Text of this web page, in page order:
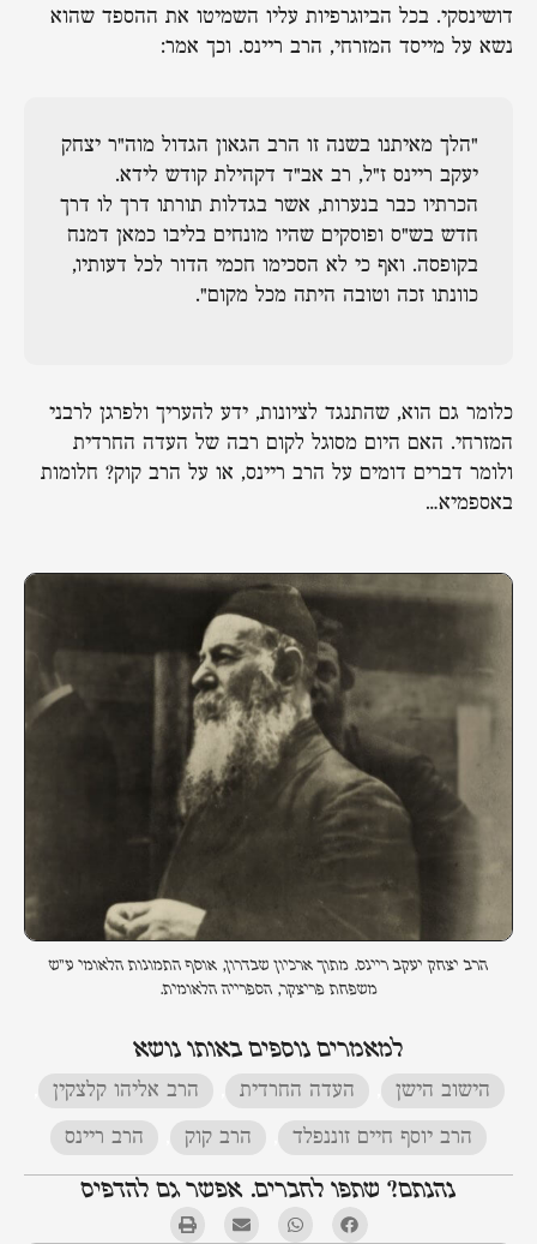
דושינסקי. בכל הביוגרפיות עליו השמיטו את ההספד שהוא
נשא על מייסד המזרחי, הרב ריינס. וכך אמר:
"הלך מאיתנו בשנה זו הרב הגאון הגדול מוה"ר יצחק
יעקב ריינס ז"ל, רב אב"ד דקהילת קודש לידא.
הכרתיו כבר בנערות, אשר בגדלות תורתו דרך לו דרך
חדש בש"ס ופוסקים שהיו מונחים בליבו כמאן דמנח
בקופסה. ואף כי לא הסכימו חכמי הדור לכל דעותיו,
כוונתו זכה וטובה היתה מכל מקום".
כלומר גם הוא, שהתנגד לציונות, ידע להעריך ולפרגן לרבני
המזרחי. האם היום מסוגל לקום רבה של העדה החרדית
ולומר דברים דומים על הרב ריינס, או על הרב קוק? חלומות
באספמיא…
הרב יצחק יעקב ריינס. מתוך ארכיון שבדרון, אוסף התמונות הלאומי ע"ש
משפחת פריצקר, הספרייה הלאומית.
למאמרים נוספים באותו נושא
הישוב הישן העדה החרדית הרב אליהו קלצקין
הרב יוסף חיים זוננפלד הרב קוק הרב ריינס
נהנתם? שתפו לחברים. אפשר גם להדפיס